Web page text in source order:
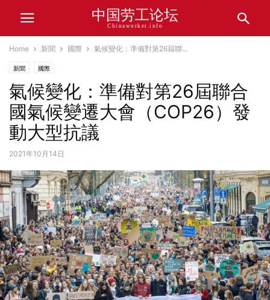
中国劳工论坛
Chinaworker.info
Home 新聞 國際 氣候變化：準備對第26屆聯...
新聞 國際
氣候變化：準備對第26屆聯合
國氣候變遷大會（COP26）發
動大型抗議
2021年10月14日